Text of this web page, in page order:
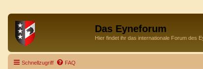
Das Eyneforum
Hier findet ihr das internationale Forum des
Schnellzugriff FAQ